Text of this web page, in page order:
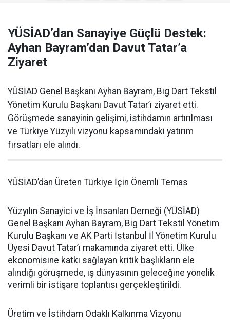
YÜSİAD’dan Sanayiye Güçlü Destek:
Ayhan Bayram’dan Davut Tatar’a
Ziyaret
YÜSİAD Genel Başkanı Ayhan Bayram, Big Dart Tekstil
Yönetim Kurulu Başkanı Davut Tatar’ı ziyaret etti.
Görüşmede sanayinin gelişimi, istihdamın artırılması
ve Türkiye Yüzyılı vizyonu kapsamındaki yatırım
fırsatları ele alındı.
YÜSİAD’dan Üreten Türkiye İçin Önemli Temas
Yüzyılın Sanayici ve İş İnsanları Derneği (YÜSİAD)
Genel Başkanı Ayhan Bayram, Big Dart Tekstil Yönetim
Kurulu Başkanı ve AK Parti İstanbul İl Yönetim Kurulu
Üyesi Davut Tatar’ı makamında ziyaret etti. Ülke
ekonomisine katkı sağlayan kritik başlıkların ele
alındığı görüşmede, iş dünyasının geleceğine yönelik
verimli bir istişare toplantısı gerçekleştirildi.
Üretim ve İstihdam Odaklı Kalkınma Vizyonu